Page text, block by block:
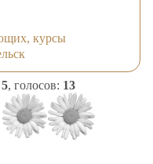
курсы
5, голосов: 13